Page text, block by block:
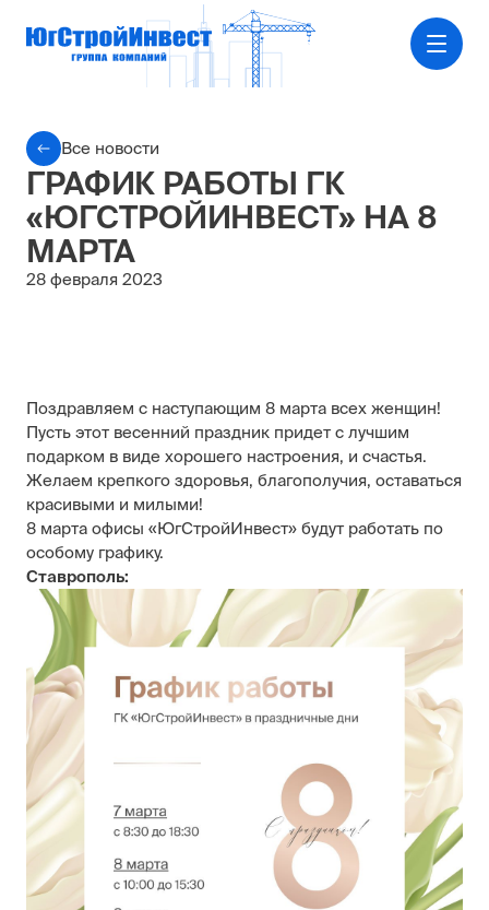
Все новости
ГРАФИК РАБОТЫ ГК
«ЮГСТРОЙИНВЕСТ» НА 8
МАРТА
28 февраля 2023
Поздравляем с наступающим 8 марта всех женщин!
Пусть этот весенний праздник придет с лучшим
подарком в виде хорошего настроения, и счастья.
Желаем крепкого здоровья, благополучия, оставаться
красивыми и милыми!
8 марта офисы «ЮгСтройИнвест» будут работать по
особому графику.
Ставрополь: